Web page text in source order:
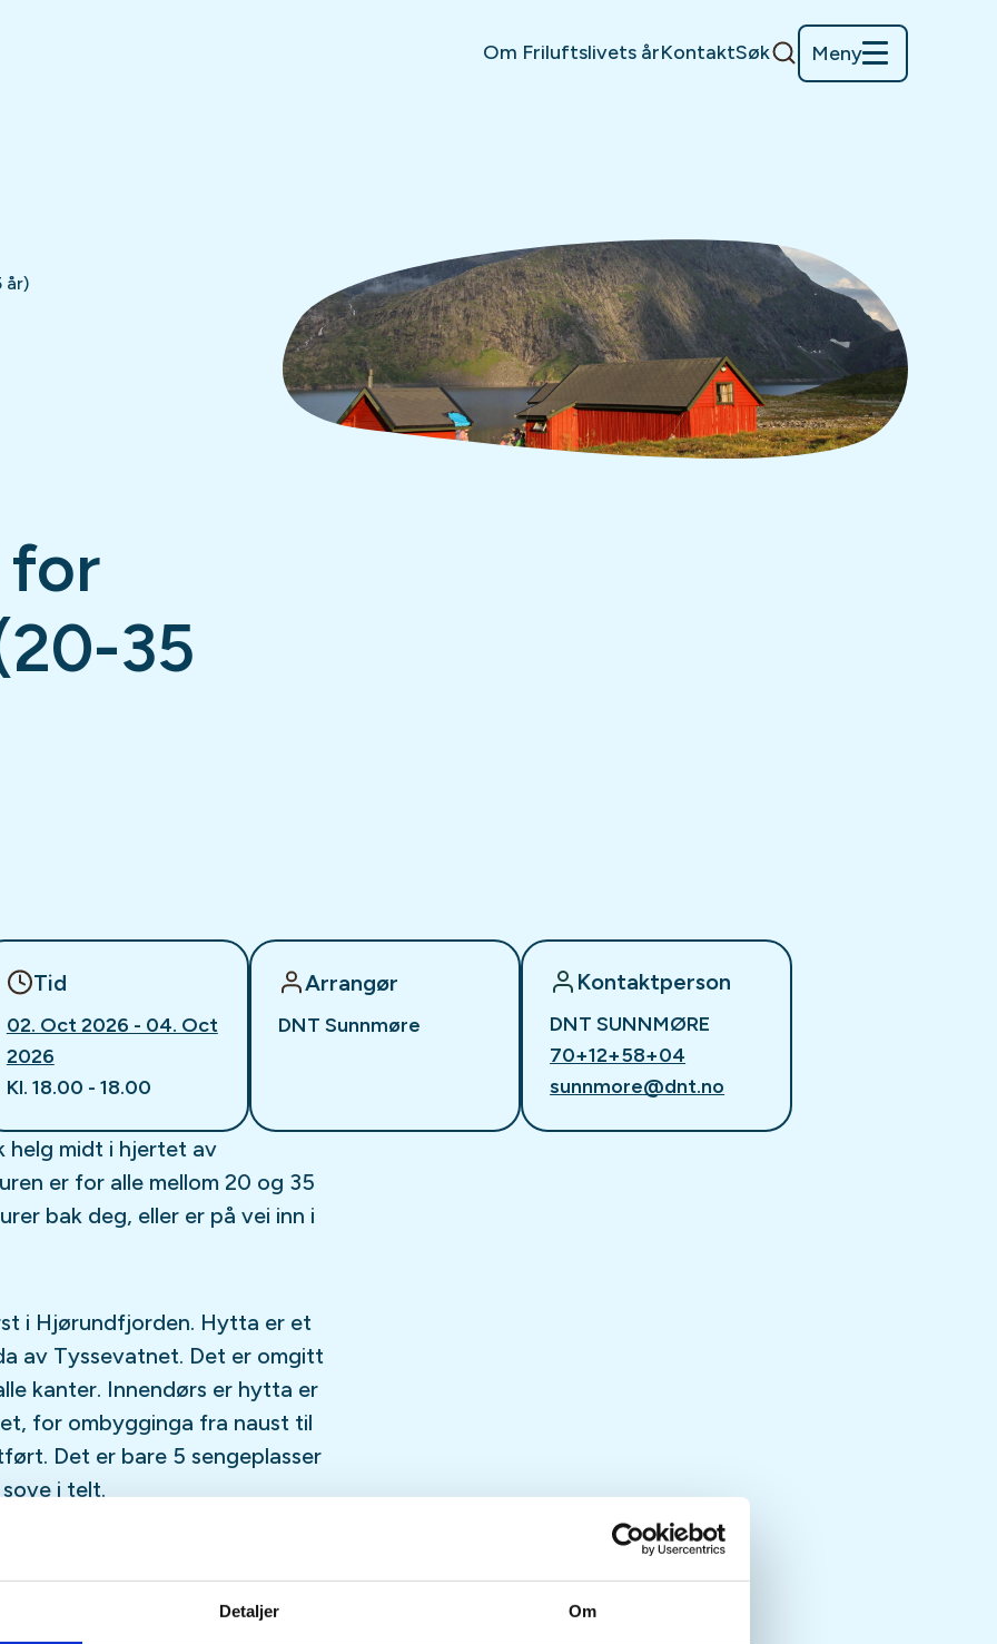
Detaljer Om
Om Friluftslivets årKontaktSøk Meny
år)
for
35
Tid
02. Oct 2026 - 04. Oct
2026
Kl. 18.00 - 18.00
Arrangør
DNT Sunnmøre
Kontaktperson
DNT SUNNMØRE
70+12+58+04
sunnmore@dnt.no
helg midt i hjertet av
er for alle mellom 20 og 35
bak deg, eller er på vei inn i
i Hjørundfjorden. Hytta er et
av Tyssevatnet. Det er omgitt
kanter. Innendørs er hytta er
for ombygginga fra naust til
Det er bare 5 sengeplasser
i telt.
med andre turglade folk,
tur og sikkerhet, nyte fine
hyttestemning.